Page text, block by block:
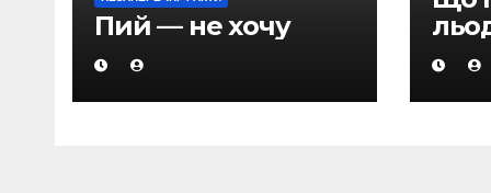
Пий — не хочу